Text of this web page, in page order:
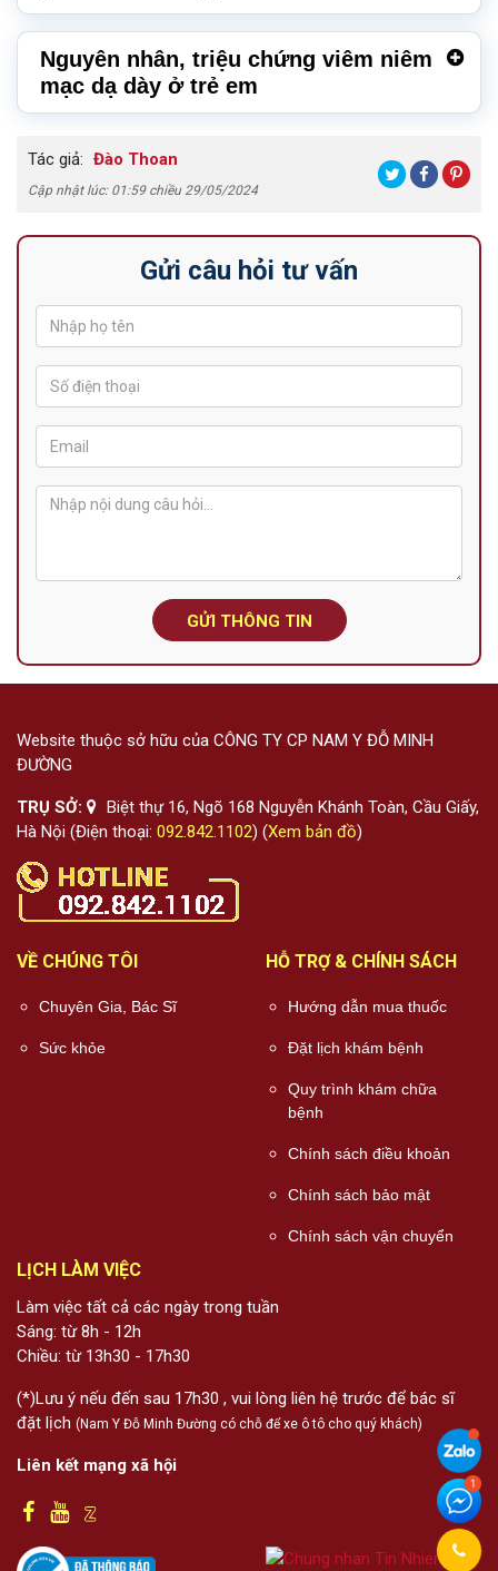
Nguyên nhân, triệu chứng viêm niêm
mạc dạ dày ở trẻ em
Tác giả: Đào Thoan
Cập nhật lúc: 01:59 chiều 29/05/2024
Gửi câu hỏi tư vấn
GỬI THÔNG TIN
Website thuộc sở hữu của CÔNG TY CP NAM Y ĐỖ MINH
ĐƯỜNG
TRỤ SỞ:
Biệt thự 16, Ngõ 168 Nguyễn Khánh Toàn, Cầu Giấy,
Hà Nội (Điện thoại: 092.842.1102) (Xem bản đồ)
VỀ CHÚNG TÔI
Chuyên Gia, Bác Sĩ
Sức khỏe
HỖ TRỢ & CHÍNH SÁCH
Hướng dẫn mua thuốc
Đặt lịch khám bệnh
Quy trình khám chữa
bệnh
Chính sách điều khoản
Chính sách bảo mật
Chính sách vận chuyển
LỊCH LÀM VIỆC
Làm việc tất cả các ngày trong tuần
Sáng: từ 8h - 12h
Chiều: từ 13h30 - 17h30
(*)Lưu ý nếu đến sau 17h30 , vui lòng liên hệ trước để bác sĩ
đặt lịch (Nam Y Đỗ Minh Đường có chỗ để xe ô tô cho quý khách)
Liên kết mạng xã hội